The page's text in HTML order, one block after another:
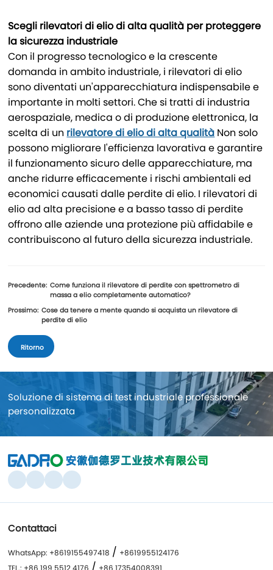
Scegli rilevatori di elio di alta qualità per proteggere
la sicurezza industriale
Con il progresso tecnologico e la crescente
domanda in ambito industriale, i rilevatori di elio
sono diventati un'apparecchiatura indispensabile e
importante in molti settori. Che si tratti di industria
aerospaziale, medica o di produzione elettronica, la
scelta di un rilevatore di elio di alta qualità Non solo
possono migliorare l'efficienza lavorativa e garantire
il funzionamento sicuro delle apparecchiature, ma
anche ridurre efficacemente i rischi ambientali ed
economici causati dalle perdite di elio. I rilevatori di
elio ad alta precisione e a basso tasso di perdite
offrono alle aziende una protezione più affidabile e
contribuiscono al futuro della sicurezza industriale.
Precedente: Come funziona il rilevatore di perdite con spettrometro di
massa a elio completamente automatico?
Prossimo: Cose da tenere a mente quando si acquista un rilevatore di
perdite di elio
Ritorno
Soluzione di sistema di test industriale professionale
personalizzata
Contattaci
WhatsApp: +8619155497418 / +8619955124176